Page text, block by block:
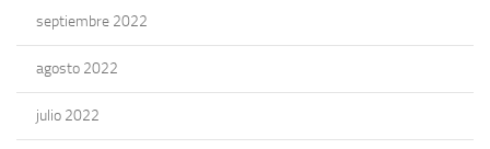
septiembre 2022
agosto 2022
julio 2022